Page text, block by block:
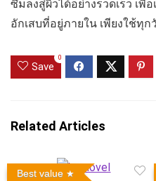
ซึมลงสู่ผิวได้อย่างรวดเร็ว เ
อักเสบที่อยู่ภายใน เพียงใช้ทุ
Save
0
Related Articles
Best value